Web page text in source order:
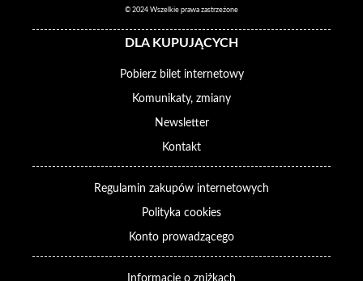
© 2024 Wszelkie prawa zastrzeżone
DLA KUPUJĄCYCH
Pobierz bilet internetowy
Komunikaty, zmiany
Newsletter
Kontakt
Regulamin zakupów internetowych
Polityka cookies
Konto prowadzącego
Informacje o zniżkach